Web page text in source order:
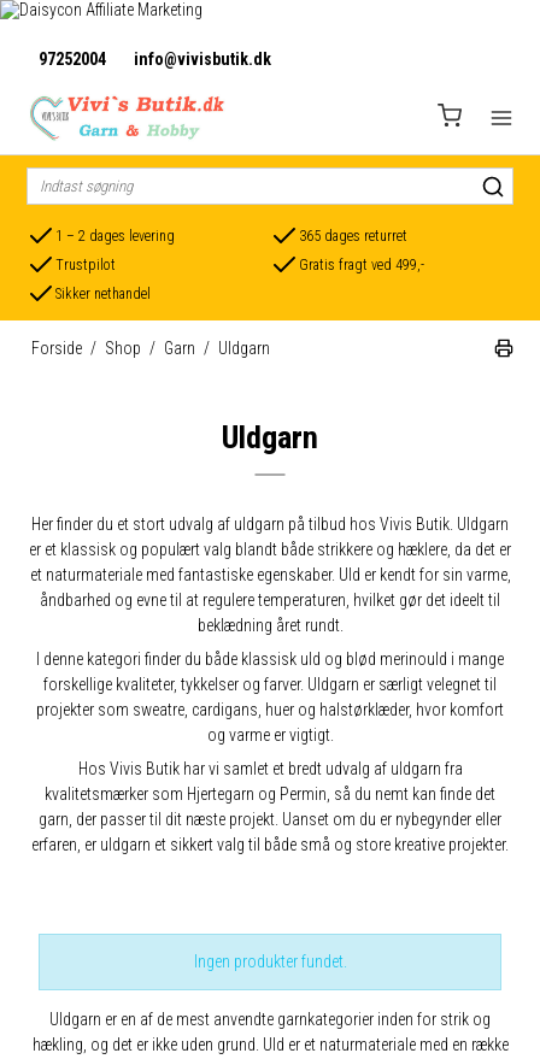
97252004 info@vivisbutik.dk
1 – 2 dages levering
365 dages returret
Trustpilot
Gratis fragt ved 499,-
Sikker nethandel
Forside / Shop / Garn / Uldgarn
Uldgarn
Her finder du et stort udvalg af uldgarn på tilbud hos Vivis Butik. Uldgarn
er et klassisk og populært valg blandt både strikkere og hæklere, da det er
et naturmateriale med fantastiske egenskaber. Uld er kendt for sin varme,
åndbarhed og evne til at regulere temperaturen, hvilket gør det ideelt til
beklædning året rundt.
I denne kategori finder du både klassisk uld og blød merinould i mange
forskellige kvaliteter, tykkelser og farver. Uldgarn er særligt velegnet til
projekter som sweatre, cardigans, huer og halstørklæder, hvor komfort
og varme er vigtigt.
Hos Vivis Butik har vi samlet et bredt udvalg af uldgarn fra
kvalitetsmærker som Hjertegarn og Permin, så du nemt kan finde det
garn, der passer til dit næste projekt. Uanset om du er nybegynder eller
erfaren, er uldgarn et sikkert valg til både små og store kreative projekter.
Ingen produkter fundet.
Uldgarn er en af de mest anvendte garnkategorier inden for strik og
hækling, og det er ikke uden grund. Uld er et naturmateriale med en række